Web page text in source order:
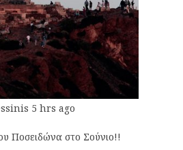
5 hrs ago
Ποσειδώνα στο Σούνιο!!